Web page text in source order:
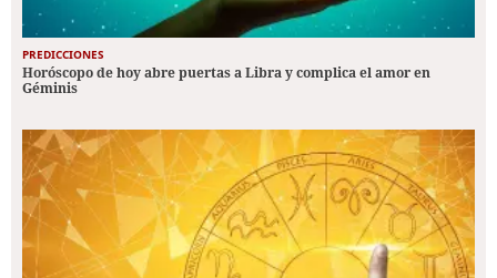
PREDICCIONES
Horóscopo de hoy abre puertas a Libra y complica el amor en
Géminis